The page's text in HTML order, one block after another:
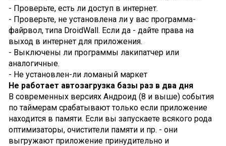
- Проверьте, есть ли доступ в интернет.
- Проверьте, не установлена ли у вас программа-
файрвол, типа DroidWall. Если да - дайте права на
выход в интернет для приложения.
- Выключены ли программы лакипатчер или
аналогичные.
- Не установлен-ли ломаный маркет
Не работает автозагрузка базы раз в два дня
В современных версиях Андроид (8 и выше) события
по таймерам срабатывают только если приложение
находится в памяти. Если вы запускаете всякого рода
оптимизаторы, очистители памяти и пр. - они
выгружают приложение принудительно и